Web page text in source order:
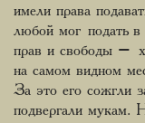
имели права
любой мог подать в
прав и свободы –
на самом видном
За это его сожгли
подвергали мукам.